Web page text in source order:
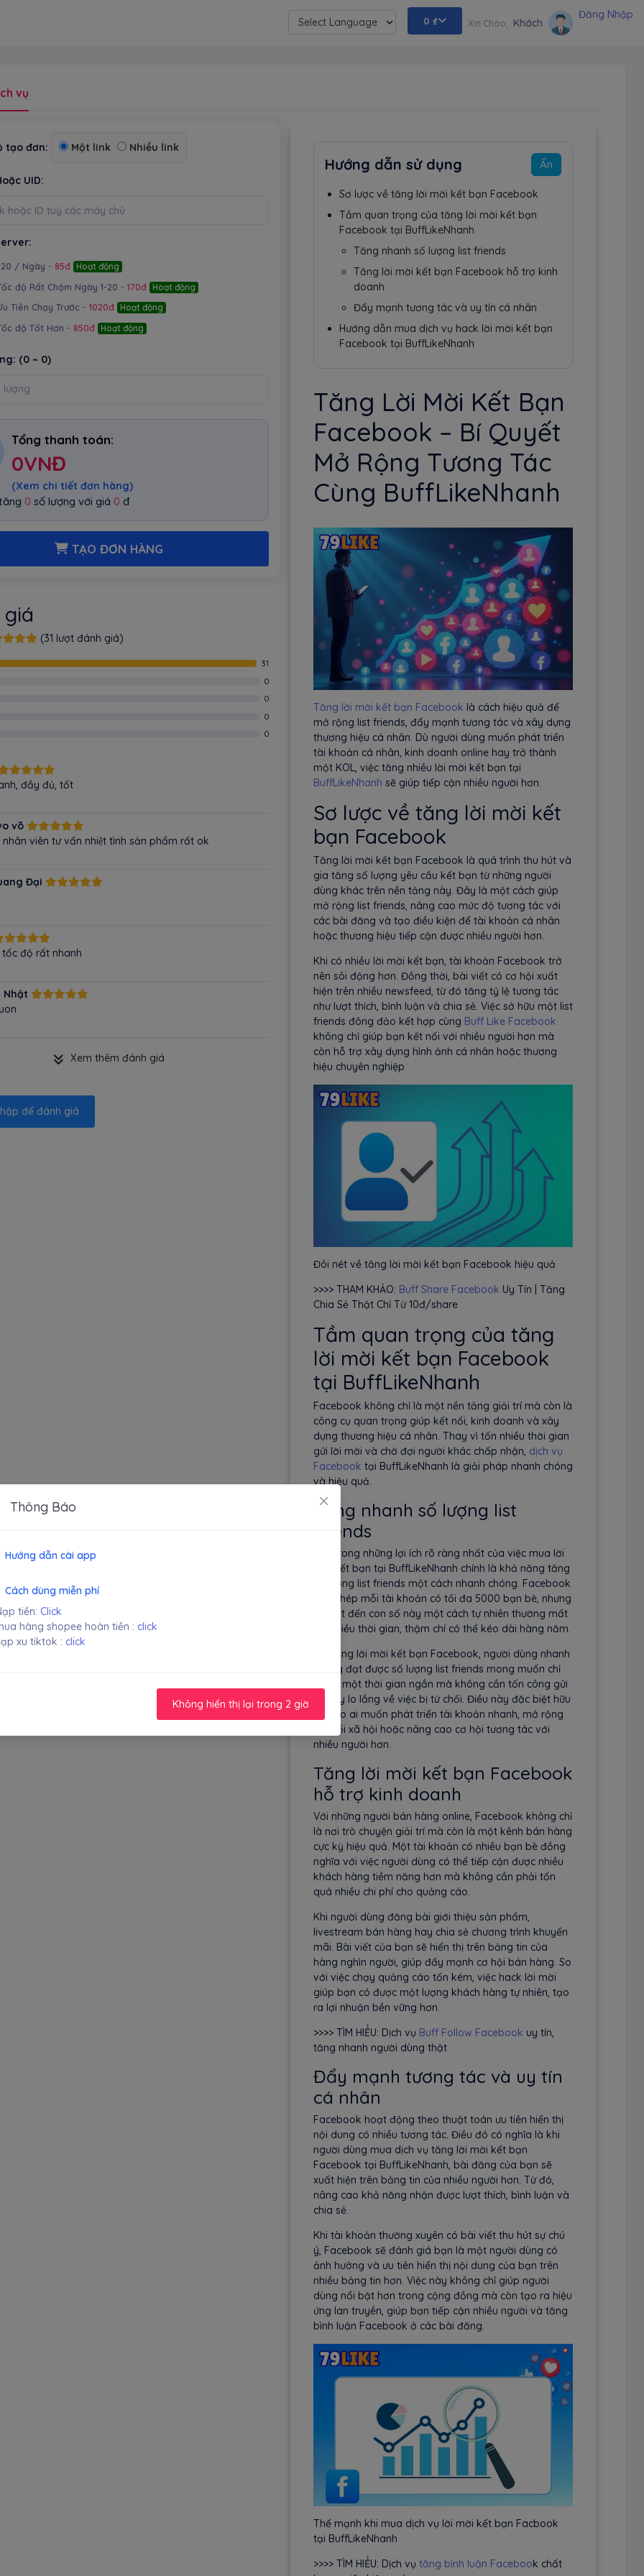
Powered by
0 ₫ Xin Chào, Khách
Đăng Nhập
vụ
tạo đơn: Một link Nhiều link
UID:
20 / Ngày - 85đ Hoạt động
độ Rất Chậm Ngày 1-20 - 170đ Hoạt động
Tiên Chạy Trước - 1020đ Hoạt động
độ Tốt Hơn - 850đ Hoạt động
(0 ~ 0)
Tổng thanh toán:
0VNĐ
(Xem chi tiết đơn hàng)
0 số lượng với giá 0 đ
TẠO ĐƠN HÀNG
(31 lượt đánh giá)
31
0
0
0
0
đầy đủ, tốt
võ
viên tư vấn nhiệt tình sản phẩm rất ok
Đại
độ rất nhanh
Nhật
Xem thêm đánh giá
để đánh giá
Hướng dẫn sử dụng Ẩn
Sơ lược về tăng lời mời kết bạn Facebook
Tầm quan trọng của tăng lời mời kết bạn
Facebook tại BuffLikeNhanh
Tăng nhanh số lượng list friends
Tăng lời mời kết bạn Facebook hỗ trợ kinh
doanh
Đẩy mạnh tương tác và uy tín cá nhân
Hướng dẫn mua dịch vụ hack lời mời kết bạn
Facebook tại BuffLikeNhanh
Tăng Lời Mời Kết Bạn
Facebook – Bí Quyết
Mở Rộng Tương Tác
Cùng BuffLikeNhanh
Tăng lời mời kết bạn Facebook là cách hiệu quả để
mở rộng list friends, đẩy mạnh tương tác và xây dựng
thương hiệu cá nhân. Dù người dùng muốn phát triển
tài khoản cá nhân, kinh doanh online hay trở thành
một KOL, việc tăng nhiều lời mời kết bạn tại
BuffLikeNhanh sẽ giúp tiếp cận nhiều người hơn.
Sơ lược về tăng lời mời kết
bạn Facebook
Tăng lời mời kết bạn Facebook là quá trình thu hút và
gia tăng số lượng yêu cầu kết bạn từ những người
dùng khác trên nền tảng này. Đây là một cách giúp
mở rộng list friends, nâng cao mức độ tương tác với
các bài đăng và tạo điều kiện để tài khoản cá nhân
hoặc thương hiệu tiếp cận được nhiều người hơn.
Khi có nhiều lời mời kết bạn, tài khoản Facebook trở
nên sôi động hơn. Đồng thời, bài viết có cơ hội xuất
hiện trên nhiều newsfeed, từ đó tăng tỷ lệ tương tác
như lượt thích, bình luận và chia sẻ. Việc sở hữu một list
friends đông đảo kết hợp cùng Buff Like Facebook
không chỉ giúp bạn kết nối với nhiều người hơn mà
còn hỗ trợ xây dựng hình ảnh cá nhân hoặc thương
hiệu chuyên nghiệp
Đôi nét về tăng lời mời kết bạn Facebook hiệu quả
>>>> THAM KHẢO: Buff Share Facebook Uy Tín | Tăng
Chia Sẻ Thật Chỉ Từ 10đ/share
Tầm quan trọng của tăng
lời mời kết bạn Facebook
tại BuffLikeNhanh
Facebook không chỉ là một nền tảng giải trí mà còn là
công cụ quan trọng giúp kết nối, kinh doanh và xây
dựng thương hiệu cá nhân. Thay vì tốn nhiều thời gian
gửi lời mời và chờ đợi người khác chấp nhận, dịch vụ
Facebook tại BuffLikeNhanh là giải pháp nhanh chóng
và hiệu quả.
Tăng nhanh số lượng list
friends
Một trong những lợi ích rõ ràng nhất của việc mua lời
mời kết bạn tại BuffLikeNhanh chính là khả năng tăng
số lượng list friends một cách nhanh chóng. Facebook
cho phép mỗi tài khoản có tối đa 5000 bạn bè, nhưng
để đạt đến con số này một cách tự nhiên thường mất
rất nhiều thời gian, thậm chí có thể kéo dài hàng năm.
Với tăng lời mời kết bạn Facebook, người dùng nhanh
chóng đạt được số lượng list friends mong muốn chỉ
trong một thời gian ngắn mà không cần tốn công gửi
lời hay lo lắng về việc bị từ chối. Điều này đặc biệt hữu
ích cho ai muốn phát triển tài khoản nhanh, mở rộng
kết nối xã hội hoặc nâng cao cơ hội tương tác với
nhiều người hơn.
Tăng lời mời kết bạn Facebook
hỗ trợ kinh doanh
Với những người bán hàng online, Facebook không chỉ
là nơi trò chuyện giải trí mà còn là một kênh bán hàng
cực kỳ hiệu quả. Một tài khoản có nhiều bạn bè đồng
nghĩa với việc người dùng có thể tiếp cận được nhiều
khách hàng tiềm năng hơn mà không cần phải tốn
quá nhiều chi phí cho quảng cáo.
Khi người dùng đăng bài giới thiệu sản phẩm,
livestream bán hàng hay chia sẻ chương trình khuyến
mãi. Bài viết của bạn sẽ hiển thị trên bảng tin của
hàng nghìn người, giúp đẩy mạnh cơ hội bán hàng. So
với việc chạy quảng cáo tốn kém, việc hack lời mời
giúp bạn có được một lượng khách hàng tự nhiên, tạo
ra lợi nhuận bền vững hơn.
>>>> TÌM HIỂU: Dịch vụ Buff Follow Facebook uy tín,
tăng nhanh người dùng thật
Đẩy mạnh tương tác và uy tín
cá nhân
Facebook hoạt động theo thuật toán ưu tiên hiển thị
nội dung có nhiều tương tác. Điều đó có nghĩa là khi
người dùng mua dịch vụ tăng lời mời kết bạn
Facebook tại BuffLikeNhanh, bài đăng của bạn sẽ
xuất hiện trên bảng tin của nhiều người hơn. Từ đó,
nâng cao khả năng nhận được lượt thích, bình luận và
chia sẻ.
Khi tài khoản thường xuyên có bài viết thu hút sự chú
ý, Facebook sẽ đánh giá bạn là một người dùng có
ảnh hưởng và ưu tiên hiển thị nội dung của bạn trên
nhiều bảng tin hơn. Việc này không chỉ giúp người
dùng nổi bật hơn trong cộng đồng mà còn tạo ra hiệu
ứng lan truyền, giúp bạn tiếp cận nhiều người và tăng
bình luận Facebook ở các bài đăng.
Thế mạnh khi mua dịch vụ lời mời kết bạn Facbook
tại BuffLikeNhanh
>>>> TÌM HIỂU: Dịch vụ tăng bình luận Facebook chất
Thông Báo
Hướng dẫn cài app
Cách dùng miễn phí
tiền: Click
hàng shopee hoàn tiền : click
xu tiktok : click
Không hiển thị lại trong 2 giờ